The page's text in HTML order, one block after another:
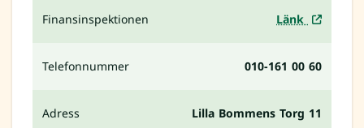
Finansinspektionen Länk
Telefonnummer 010-161 00 60
Adress Lilla Bommens Torg 11